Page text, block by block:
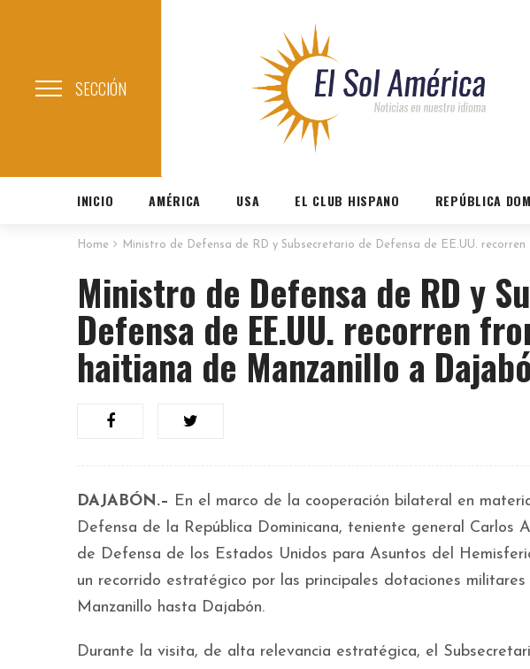
SECCIÓN
INICIO AMÉRICA USA EL CLUB HISPANO REPÚBLICA
Home Ministro de Defensa de RD y Subsecretario de Defensa de EE.UU.
Ministro de Defensa de RD y
Defensa de EE.UU. recorren
haitiana de Manzanillo a
DAJABÓN.– En el marco de la cooperación bilateral en
Defensa de la República Dominicana, teniente general Carlos
de Defensa de los Estados Unidos para Asuntos del
un recorrido estratégico por las principales dotaciones
Manzanillo hasta Dajabón.
Durante la visita, de alta relevancia estratégica, el